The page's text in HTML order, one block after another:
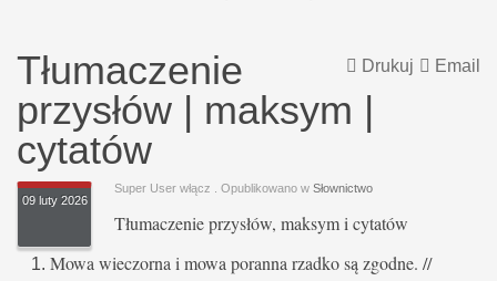
Email
Drukuj
Tłumaczenie
przysłów | maksym |
cytatów
Super User włącz
09 luty 2026
. Opublikowano w Słownictwo
Tłumaczenie przysłów, maksym i cytatów
Mowa wieczorna i mowa poranna rzadko są zgodne. //